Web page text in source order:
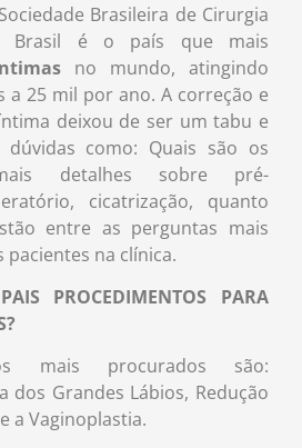
Brasileira de Cirurgia
o Brasil é o país que mais
no mundo, atingindo
a 25 mil por ano. A correção e
deixou de ser um tabu e
dúvidas como: Quais são os
detalhes sobre pré-
cicatrização, quanto
entre as perguntas mais
pacientes na clínica.
PROCEDIMENTOS PARA
mais procurados são:
dos Grandes Lábios, Redução
a Vaginoplastia.